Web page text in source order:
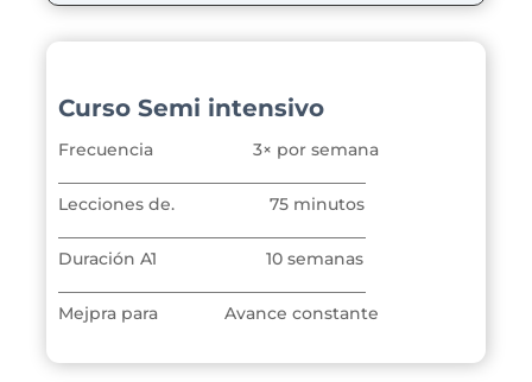
Curso Semi intensivo
Frecuencia 3× por semana
Lecciones de. 75minutos
Duración A1 10semanas
Mejpra para Avance constante